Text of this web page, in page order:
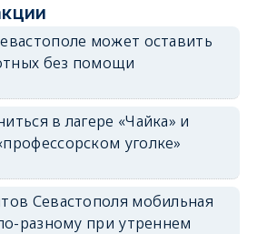
может оставить
без помощи
в лагере «Чайка» и
уголке»
Севастополя мобильная
разному при утреннем